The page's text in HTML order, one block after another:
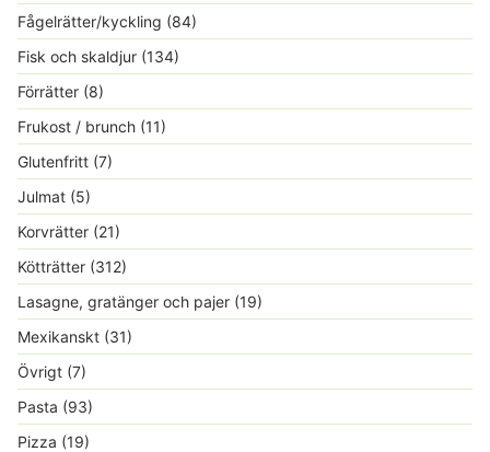
Fågelrätter/kyckling (84)
Fisk och skaldjur (134)
Förrätter (8)
Frukost / brunch (11)
Glutenfritt (7)
Julmat (5)
Korvrätter (21)
Kötträtter (312)
Lasagne, gratänger och pajer (19)
Mexikanskt (31)
Övrigt (7)
Pasta (93)
Pizza (19)